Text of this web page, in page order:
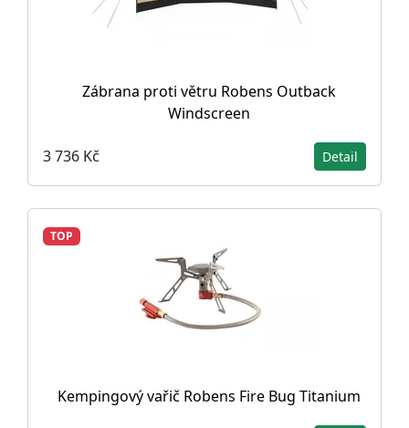
Zábrana proti větru Robens Outback
Windscreen
3 736 Kč Detail
TOP
Kempingový vařič Robens Fire Bug Titanium